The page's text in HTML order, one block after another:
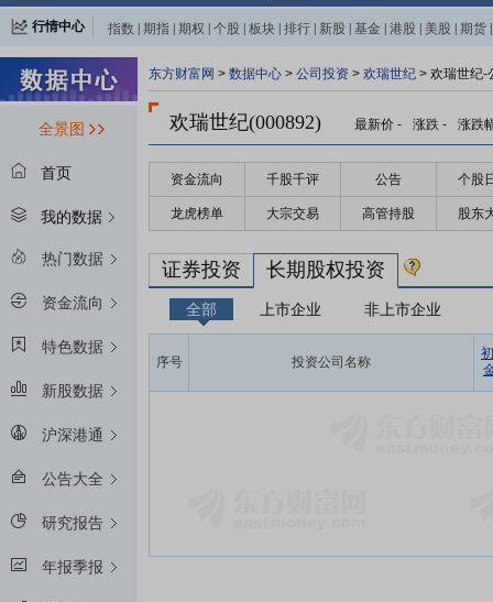
行情中心 指数 期指 期权 个股 板块 排行 新股 基金 港股 美股 期货
全景图
首页
我的数据
热门数据
资金流向
特色数据
新股数据
沪深港通
公告大全
研究报告
年报季报
东方财富网 > 数据中心 > 公司投资 > 欢瑞世纪 > 欢瑞世纪-
欢瑞世纪(000892) 最新价 - 涨跌 - 涨跌
资金流向 千股千评 公告 个股
龙虎榜单 大宗交易 高管持股 股东
证券投资 长期股权投资
全部 上市企业 非上市企业
序号 投资公司名称